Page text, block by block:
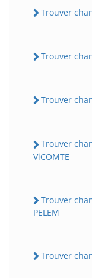
Trouver
Trouver
Trouver
Trouver
ViCOMTE
Trouver
PELEM
Trouver